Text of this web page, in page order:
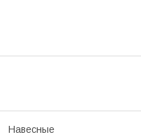
Навесные